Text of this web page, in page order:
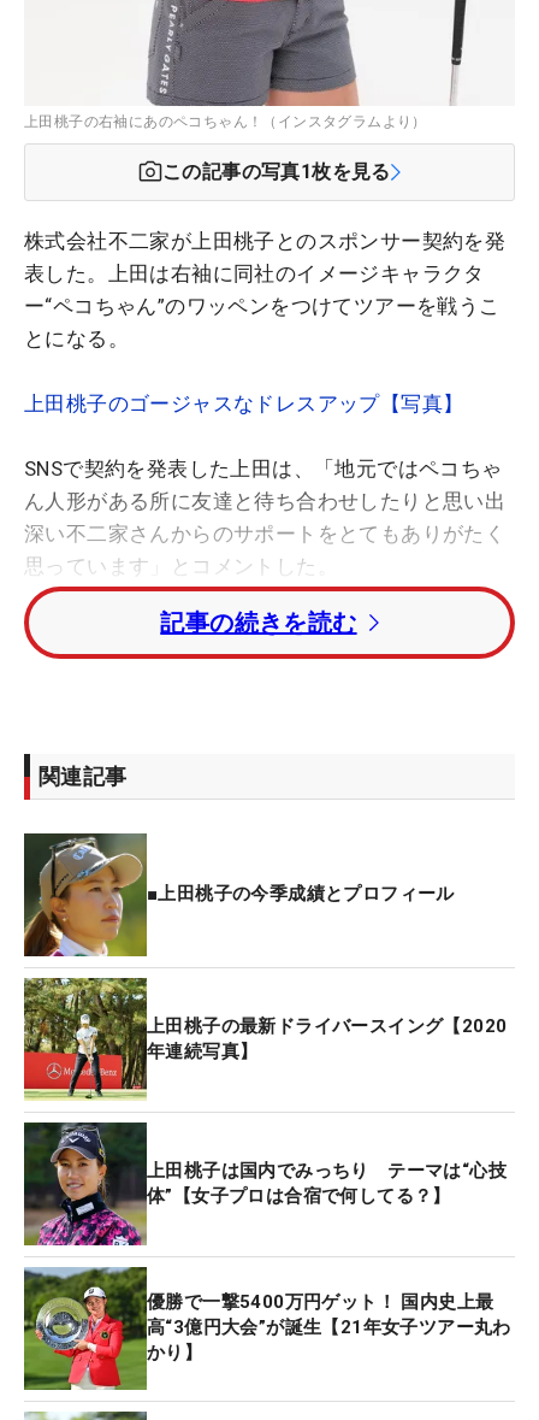
上田桃子の右袖にあのペコちゃん！（インスタグラムより）
この記事の写真1枚を見る
株式会社不二家が上田桃子とのスポンサー契約を発
表した。上田は右袖に同社のイメージキャラクタ
ー“ペコちゃん”のワッペンをつけてツアーを戦うこ
とになる。
上田桃子のゴージャスなドレスアップ【写真】
SNSで契約を発表した上田は、「地元ではペコちゃ
ん人形がある所に友達と待ち合わせしたりと思い出
深い不二家さんからのサポートをとてもありがたく
思っています」とコメントした。
同社は上田の出身地でもある熊本県と農産物に関す
る連携協定を結んでおり、熊本県への寄付やチャリ
同社は女優の酒井美紀さんを社外取締役に起用する
記事の続きを読む
関連記事
■上田桃子の今季成績とプロフィール
上田桃子の最新ドライバースイング【2020
年連続写真】
上田桃子は国内でみっちり テーマは“心技
体”【女子プロは合宿で何してる？】
優勝で一撃5400万円ゲット！ 国内史上最
高“3億円大会”が誕生【21年女子ツアー丸わ
かり】